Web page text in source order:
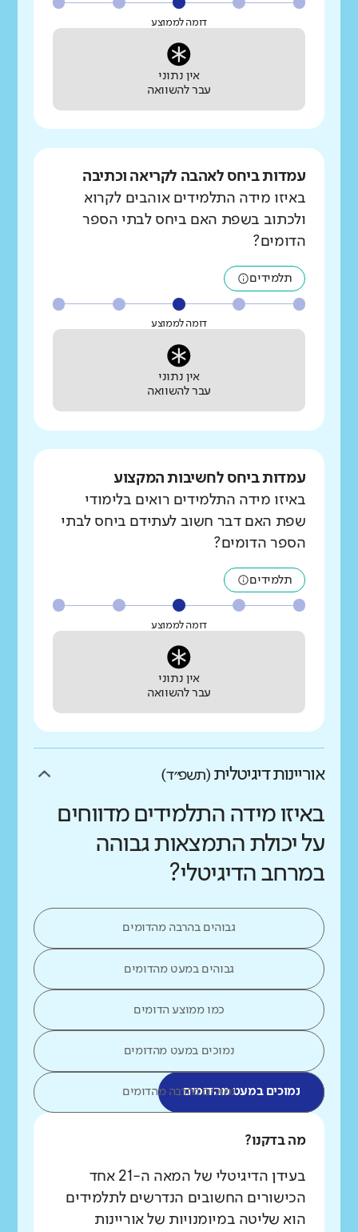
דומה לממוצע
אין נתוני
עבר להשוואה
עמדות ביחס לאהבה לקריאה וכתיבה
באיזו מידה התלמידים אוהבים לקרוא
ולכתוב בשפת האם ביחס לבתי הספר
הדומים?
תלמידים
דומה לממוצע
אין נתוני
עבר להשוואה
עמדות ביחס לחשיבות המקצוע
באיזו מידה התלמידים רואים בלימודי
שפת האם דבר חשוב לעתידם ביחס לבתי
הספר הדומים?
תלמידים
דומה לממוצע
אין נתוני
עבר להשוואה
אוריינות דיגיטלית (תשפ״ד)
באיזו מידה התלמידים מדווחים
על יכולת התמצאות גבוהה
במרחב הדיגיטלי?
גבוהים בהרבה מהדומים
גבוהים במעט מהדומים
כמו ממוצע הדומים
נמוכים במעט מהדומים
נמוכים במעט מהדומיםנמוכים בהרבה מהדומים
מה בדקנו?
בעידן הדיגיטלי של המאה ה-21 אחד
הכישורים החשובים הנדרשים לתלמידים
הוא שליטה במיומנויות של אוריינות